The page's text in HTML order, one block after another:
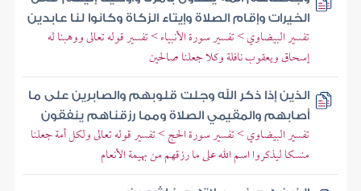
الخيرات وإقام الصلاة وإيتاء الزكاة وكانوا لنا عابدين
تفسير البيضاوي > تفسير سورة الأنبياء > تفسير قوله تعالى ووهبنا له
إسحاق ويعقوب نافلة وكلا جعلنا صالحين
الذين إذا ذكر الله وجلت قلوبهم والصابرين على ما
أصابهم والمقيمي الصلاة ومما رزقناهم ينفقون
تفسير البيضاوي > تفسير سورة الحج > تفسير قوله تعالى ولكل أمة جعلنا
منسكا ليذكروا اسم الله على ما رزقهم من بهيمة الأنعام